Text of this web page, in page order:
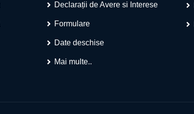
Declarații de Avere si Interese
Formulare
Date deschise
Mai multe..